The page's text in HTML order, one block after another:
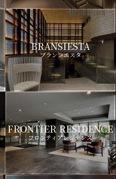
BRANSIESTA
ブランシエスタ
FRONTIER RESIDENCE
フロンティアレジデンス